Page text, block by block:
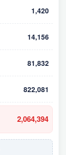
1,420
14,156
81,832
822,081
2,064,394